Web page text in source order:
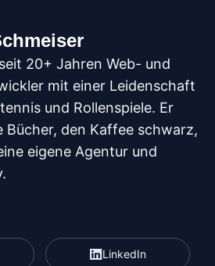
20+ Jahren Web- und
mit einer Leidenschaft
und Rollenspiele. Er
Bücher, den Kaffee schwarz,
eigene Agentur und
LinkedIn